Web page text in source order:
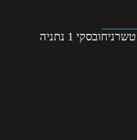
1 נתניה